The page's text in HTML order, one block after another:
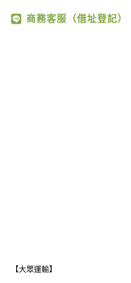
商務客服（借址登記）
【大眾運輸】